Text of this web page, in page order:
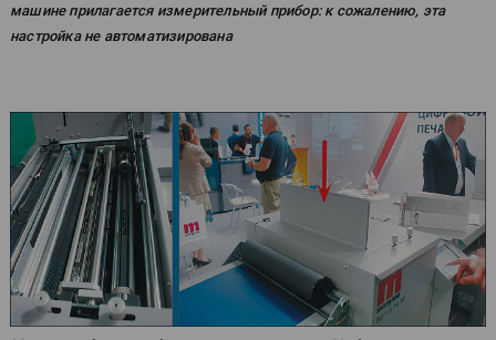
машине прилагается измерительный прибор: к сожалению, эта
настройка не автоматизирована